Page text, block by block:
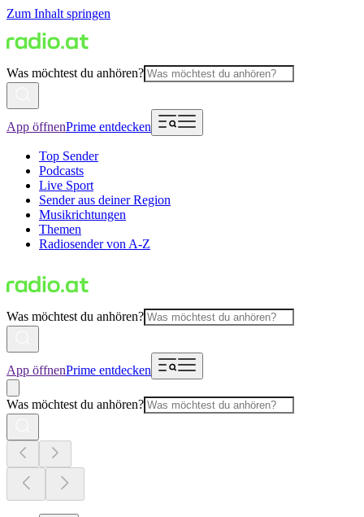
Zum Inhalt springen
Was möchtest du anhören?
App öffnenPrime entdecken
Top Sender
Podcasts
Live Sport
Sender aus deiner Region
Musikrichtungen
Themen
Radiosender von A-Z
Was möchtest du anhören?
App öffnenPrime entdecken
Was möchtest du anhören?